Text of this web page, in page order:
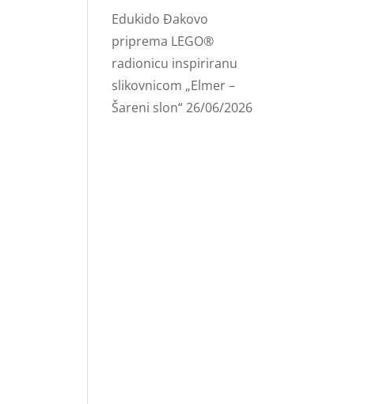
Edukido Đakovo
priprema LEGO®
radionicu inspiriranu
slikovnicom „Elmer –
Šareni slon“26/06/2026